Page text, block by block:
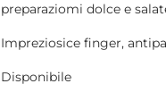
preparaziomi dolce e
Impreziosice finger,
Disponibile